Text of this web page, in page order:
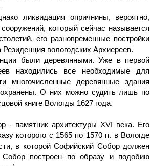
ликвидация опричнины, вероятно,
который сейчас называется
его разновременные постройки
вологодских Архиереев.
были деревянными. Уже в первой
находились все необходимые для
многочисленные деревянные здания
О них можно судить лишь по
книге Вологды 1627 года.
памятник архитектуры XVI века. Его
которого с 1565 по 1570 гг. в Вологде
в которой Софийский Собор должен
Собор построен по образу и подобию